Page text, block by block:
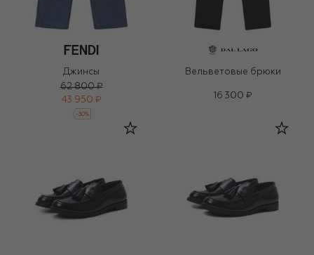
Джинсы
62 800 ₽
43 950 ₽
-30%
Вельветовые брюки
16 300 ₽